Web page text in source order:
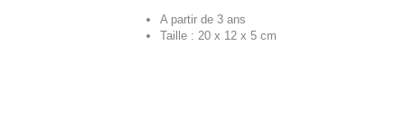
A partir de 3 ans
Taille : 20 x 12 x 5 cm